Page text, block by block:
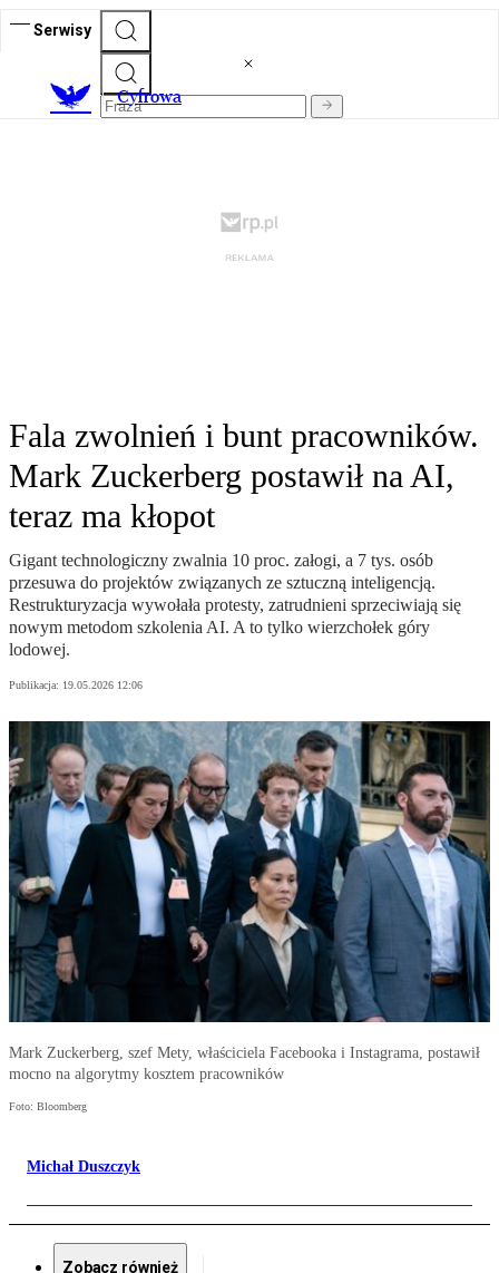
Serwisy
Cyfrowa
Fala zwolnień i bunt pracowników.
Mark Zuckerberg postawił na AI,
teraz ma kłopot
Gigant technologiczny zwalnia 10 proc. załogi, a 7 tys. osób
przesuwa do projektów związanych ze sztuczną inteligencją.
Restrukturyzacja wywołała protesty, zatrudnieni sprzeciwiają się
nowym metodom szkolenia AI. A to tylko wierzchołek góry
lodowej.
Publikacja: 19.05.2026 12:06
Mark Zuckerberg, szef Mety, właściciela Facebooka i Instagrama, postawił
mocno na algorytmy kosztem pracowników
Foto: Bloomberg
Michał Duszczyk
Zobacz również